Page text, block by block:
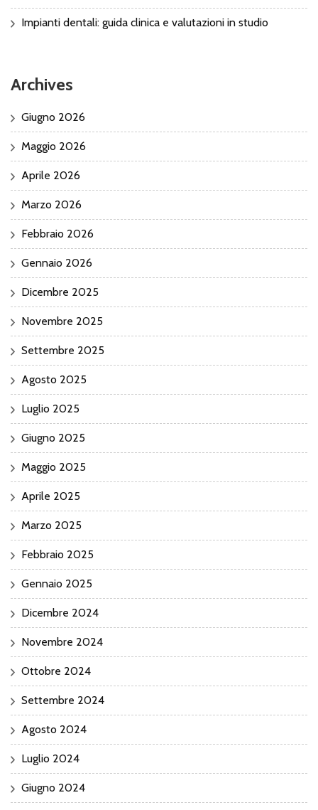
Impianti dentali: guida clinica e valutazioni in studio
Archives
Giugno 2026
Maggio 2026
Aprile 2026
Marzo 2026
Febbraio 2026
Gennaio 2026
Dicembre 2025
Novembre 2025
Settembre 2025
Agosto 2025
Luglio 2025
Giugno 2025
Maggio 2025
Aprile 2025
Marzo 2025
Febbraio 2025
Gennaio 2025
Dicembre 2024
Novembre 2024
Ottobre 2024
Settembre 2024
Agosto 2024
Luglio 2024
Giugno 2024